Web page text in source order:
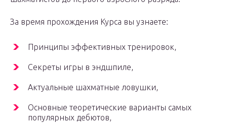
За время прохождения Курса вы узнаете:
Принципы эффективных тренировок,
Секреты игры в эндшпиле,
Актуальные шахматные ловушки,
Основные теоретические варианты самых
популярных дебютов,